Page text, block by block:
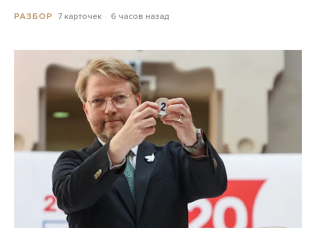
РАЗБОР 7 карточек 6 часов назад